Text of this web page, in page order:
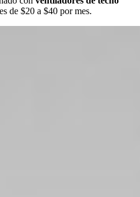
de $20 a $40 por mes.